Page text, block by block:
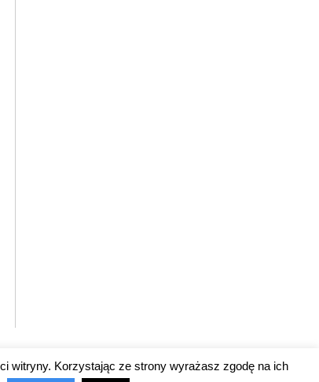
witryny. Korzystając ze strony wyrażasz zgodę na ich